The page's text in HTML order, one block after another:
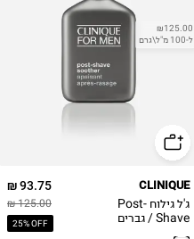
₪125.00
ל-100 מ"ל\גרם
93.75 ₪
125.00 ₪
25% OFF
CLINIQUE
ג'ל גילוח Post-
Shave / גברים